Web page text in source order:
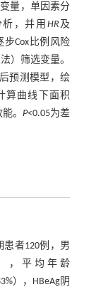
量，单因素分
析，并用 HR 及
Cox比例风险
）筛选变量。
预测模型，绘
算曲线下面积
能。P<0.05为差
者120例，男
，平均年龄
），HBeAg阴